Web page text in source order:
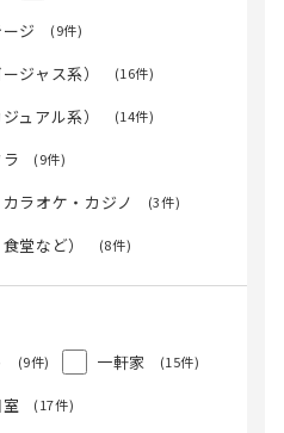
ジ (9件)
ジャス系） (16件)
ュアル系） (14件)
(9件)
ラオケ・カジノ (3件)
堂など） (8件)
(9件) 一軒家 (15件)
(17件)